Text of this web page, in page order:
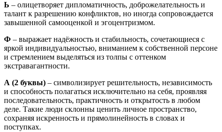
Ь – олицетворяет дипломатичность, доброжелательность и
талант к разрешению конфликтов, но иногда сопровождается
завышенной самооценкой и эгоцентризмом.
Ф – выражает надёжность и стабильность, сочетающиеся с
яркой индивидуальностью, вниманием к собственной персоне
и стремлением выделяться из толпы с оттенком
экстравагантности.
А (2 буквы) – символизирует решительность, независимость
и способность полагаться исключительно на себя, проявляя
последовательность, практичность и открытость в любом
деле. Такие люди склонны ценить личное пространство,
сохраняя искренность и прямолинейность в словах и
поступках.